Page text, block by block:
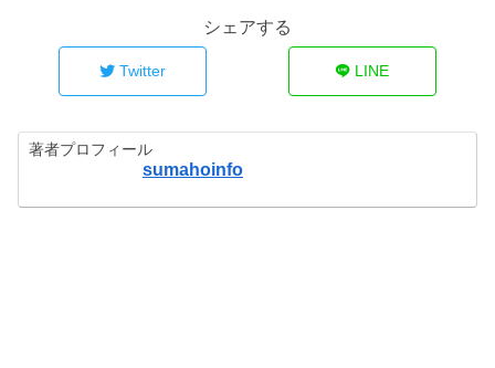
シェアする
Twitter LINE
著者プロフィール
sumahoinfo